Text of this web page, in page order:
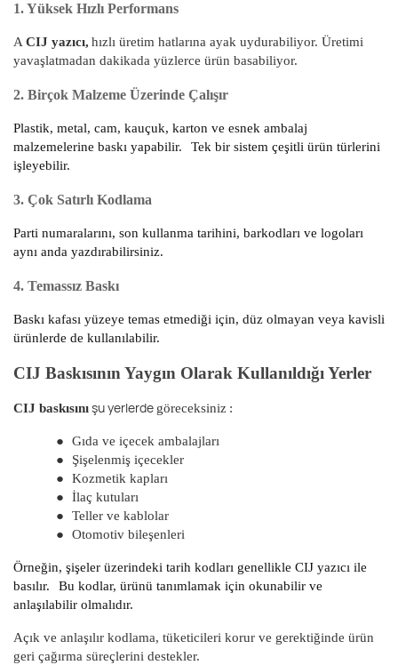
1. Yüksek Hızlı Performans
ACIJ yazıcı, hızlı üretim hatlarına ayak uydurabiliyor. Üretimi
yavaşlatmadan dakikada yüzlerce ürün basabiliyor.
2. Birçok Malzeme Üzerinde Çalışır
Plastik, metal, cam, kauçuk, karton ve esnek ambalaj
malzemelerine baskı yapabilir.
Tek bir sistem çeşitli ürün türlerini
işleyebilir.
3. Çok Satırlı Kodlama
Parti numaralarını, son kullanma tarihini, barkodları ve logoları
aynı anda yazdırabilirsiniz.
4. Temassız Baskı
Baskı kafası yüzeye temas etmediği için, düz olmayan veya kavisli
ürünlerde de kullanılabilir.
CIJ Baskısının Yaygın Olarak Kullanıldığı Yerler
CIJ baskısınışu yerlerde göreceksiniz :
●
Gıda ve içecek ambalajları
●
Şişelenmiş içecekler
●
Kozmetik kapları
●
İlaç kutuları
●
Teller ve kablolar
●
Otomotiv bileşenleri
Örneğin, şişeler üzerindeki tarih kodları genellikle CIJ yazıcı ile
basılır.
Bu kodlar, ürünü tanımlamak için okunabilir ve
anlaşılabilir olmalıdır.
Açık ve anlaşılır kodlama, tüketicileri korur ve gerektiğinde ürün
geri çağırma süreçlerini destekler.